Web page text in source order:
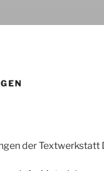
der Textwerkstatt